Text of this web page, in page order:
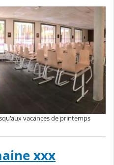
vacances de printemps
xxx